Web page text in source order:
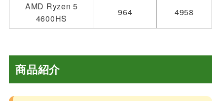
AMD Ryzen 5
4600HS
964 4958
商品紹介